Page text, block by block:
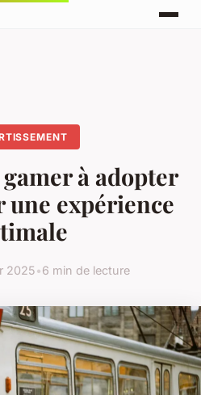
à adopter
une expérience
2025•6 min de lecture